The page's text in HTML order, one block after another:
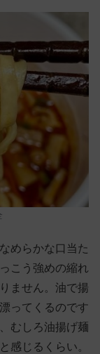
めらかな口当た
こう強めの縮れ
ません。油で揚
ってくるのです
むしろ油揚げ麺
感じるくらい。